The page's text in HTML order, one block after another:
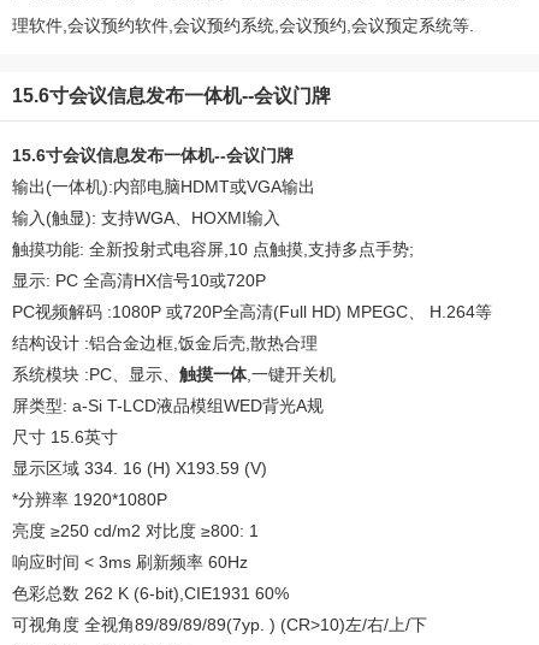
理软件,会议预约软件,会议预约系统,会议预约,会议预定系统等.
15.6寸会议信息发布一体机--会议门牌
15.6寸会议信息发布一体机--会议门牌
输出(一体机):内部电脑HDMT或VGA输出
输入(触显): 支持WGA、HOXMI输入
触摸功能: 全新投射式电容屏,10 点触摸,支持多点手势;
显示: PC 全高清HX信号10或720P
PC视频解码 :1080P 或720P全高清(Full HD) MPEGC、 H.264等
结构设计 :铝合金边框,饭金后壳,散热合理
系统模块 :PC、显示、 触摸一体,一键开关机
屏类型: a-Si T-LCD液品模组WED背光A规
尺寸 15.6英寸
显示区域 334. 16 (H) X193.59 (V)
*分辨率 1920*1080P
亮度 ≥250 cd/m2 对比度 ≥800: 1
响应时间 < 3ms 刷新频率 60Hz
色彩总数 262 K (6-bit),CIE1931 60%
可视角度 全视角89/89/89/89(7yp. ) (CR>10)左/右/上/下